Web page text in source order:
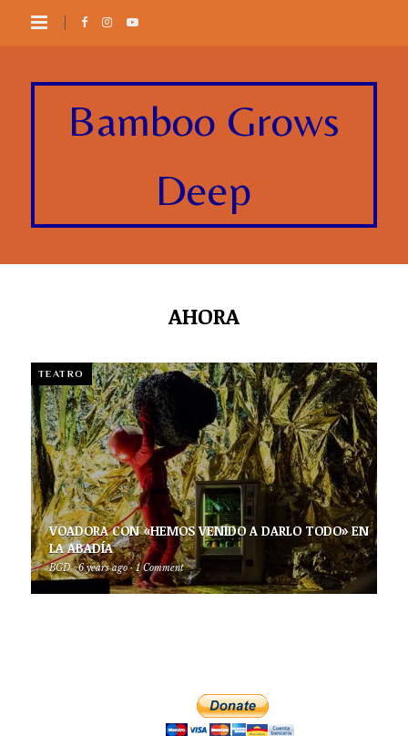
Bamboo Grows
Deep
AHORA
TEATRO
VOADORA CON «HEMOS VENIDO A DARLO TODO» EN
LA ABADÍA
BGD · 6 years ago · 1 Comment